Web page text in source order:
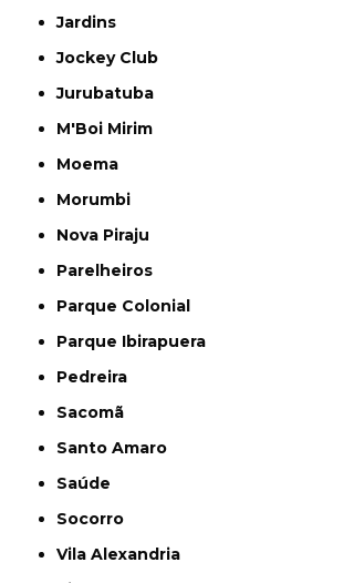
Jardins
Jockey Club
Jurubatuba
M'Boi Mirim
Moema
Morumbi
Nova Piraju
Parelheiros
Parque Colonial
Parque Ibirapuera
Pedreira
Sacomã
Santo Amaro
Saúde
Socorro
Vila Alexandria